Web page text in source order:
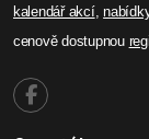
kalendář akcí,
cenově dostupnou